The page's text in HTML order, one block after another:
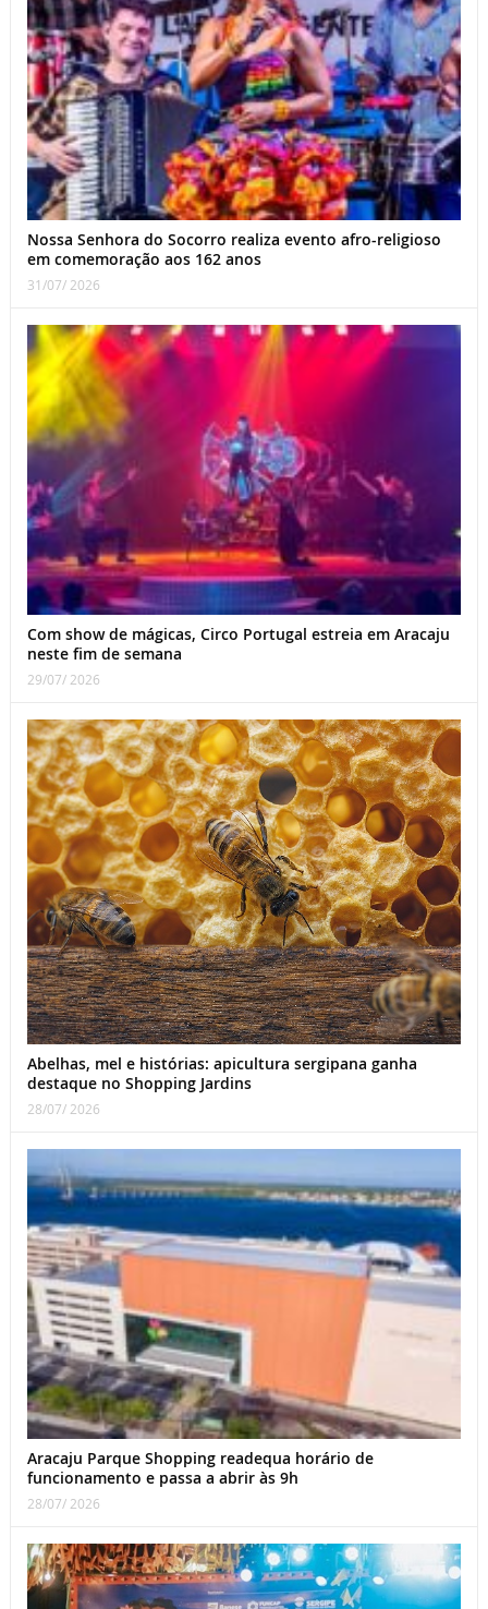
Nossa Senhora do Socorro realiza evento afro-religioso
em comemoração aos 162 anos
31/07/ 2026
Com show de mágicas, Circo Portugal estreia em Aracaju
neste fim de semana
29/07/ 2026
Abelhas, mel e histórias: apicultura sergipana ganha
destaque no Shopping Jardins
28/07/ 2026
Aracaju Parque Shopping readequa horário de
funcionamento e passa a abrir às 9h
28/07/ 2026